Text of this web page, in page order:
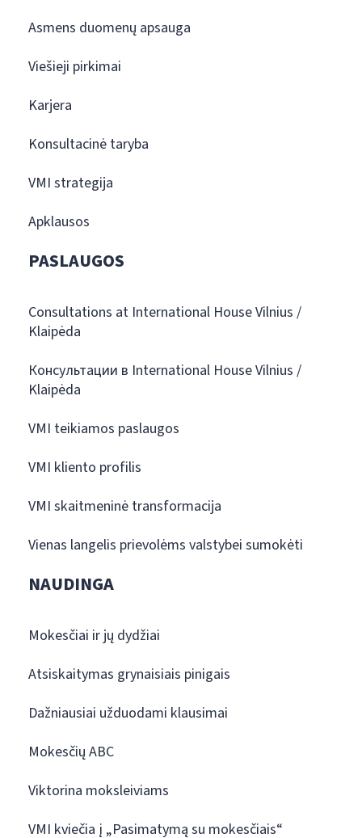
Asmens duomenų apsauga
Viešieji pirkimai
Karjera
Konsultacinė taryba
VMI strategija
Apklausos
PASLAUGOS
Consultations at International House Vilnius /
Klaipėda
Консультации в International House Vilnius /
Klaipėda
VMI teikiamos paslaugos
VMI kliento profilis
VMI skaitmeninė transformacija
Vienas langelis prievolėms valstybei sumokėti
NAUDINGA
Mokesčiai ir jų dydžiai
Atsiskaitymas grynaisiais pinigais
Dažniausiai užduodami klausimai
Mokesčių ABC
Viktorina moksleiviams
VMI kviečia į „Pasimatymą su mokesčiais“